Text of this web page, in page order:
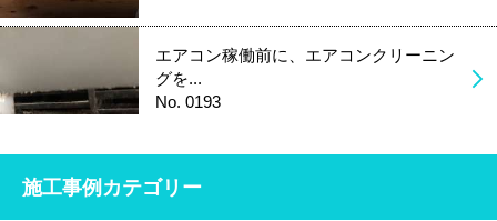
エアコン稼働前に、エアコンクリーニン
グを...
No. 0193
施工事例カテゴリー